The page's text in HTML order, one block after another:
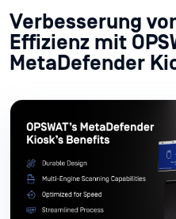
Verbesserung
Effizienz mit
MetaDefender